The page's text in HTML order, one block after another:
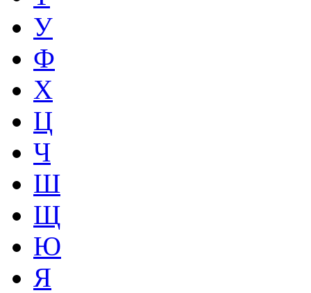
У
Ф
Х
Ц
Ч
Ш
Щ
Ю
Я